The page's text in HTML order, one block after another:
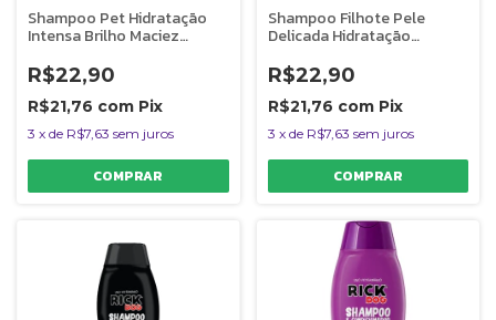
Shampoo Pet Hidratação
Intensa Brilho Maciez
R$22,90
R$21,76 com Pix
3 x de R$7,63 sem juros
Shampoo Filhote Pele
Delicada Hidratação
R$22,90
R$21,76 com Pix
3 x de R$7,63 sem juros